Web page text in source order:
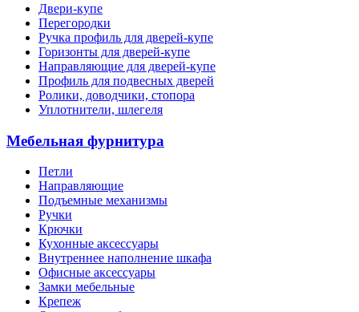
Двери-купе
Перегородки
Ручка профиль для дверей-купе
Горизонты для дверей-купе
Направляющие для дверей-купе
Профиль для подвесных дверей
Ролики, доводчики, стопора
Уплотнители, шлегеля
Мебельная фурнитура
Петли
Направляющие
Подъемные механизмы
Ручки
Крючки
Кухонные аксессуары
Внутреннее наполнение шкафа
Офисные аксессуары
Замки мебельные
Крепеж